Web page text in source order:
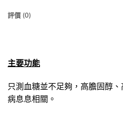
評價 (0)
主要功能
只測血糖並不足夠，高膽固醇
病息息相關。